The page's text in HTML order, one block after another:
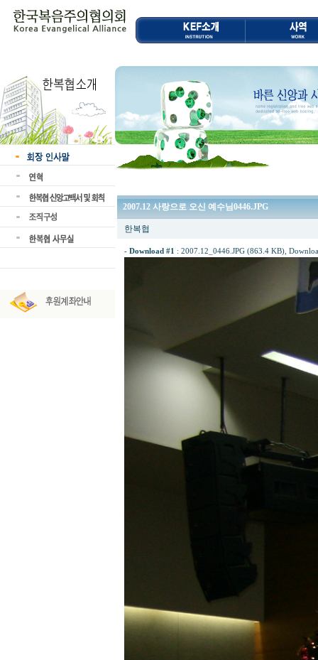
2007.12 사랑으로 오신 예수님0446.JPG
한복협
- Download #1 : 2007.12_0446.JPG (863.4 KB) ,